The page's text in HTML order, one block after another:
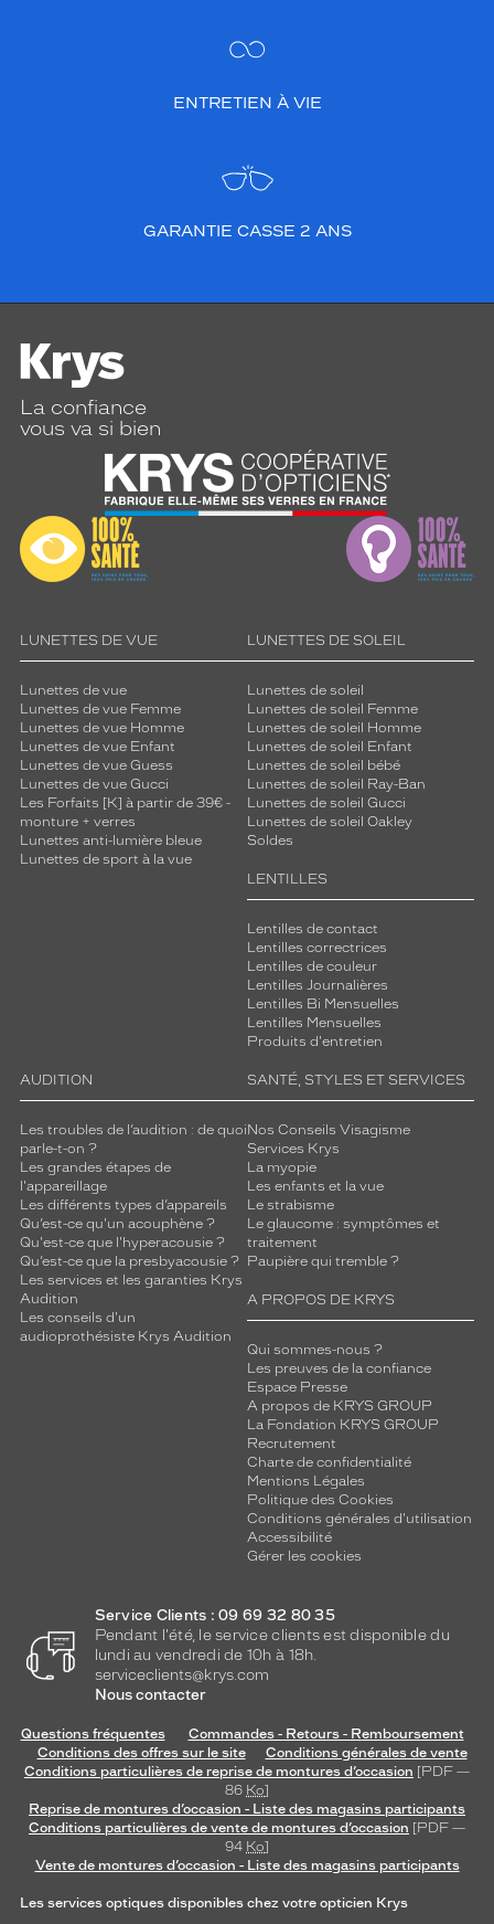
ENTRETIEN À VIE
GARANTIE CASSE 2 ANS
La confiance
vous va si bien
LUNETTES DE VUE
Lunettes de vue
Lunettes de vue Femme
Lunettes de vue Homme
Lunettes de vue Enfant
Lunettes de vue Guess
Lunettes de vue Gucci
Les Forfaits [K] à partir de 39€ -
monture + verres
Lunettes anti-lumière bleue
Lunettes de sport à la vue
LUNETTES DE SOLEIL
Lunettes de soleil
Lunettes de soleil Femme
Lunettes de soleil Homme
Lunettes de soleil Enfant
Lunettes de soleil bébé
Lunettes de soleil Ray-Ban
Lunettes de soleil Gucci
Lunettes de soleil Oakley
Soldes
LENTILLES
Lentilles de contact
Lentilles correctrices
Lentilles de couleur
Lentilles Journalières
Lentilles Bi Mensuelles
Lentilles Mensuelles
Produits d'entretien
AUDITION
Les troubles de l’audition : de quoi
parle-t-on ?
Les grandes étapes de
l'appareillage
Les différents types d’appareils
Qu’est-ce qu'un acouphène ?
Qu'est-ce que l'hyperacousie ?
Qu’est-ce que la presbyacousie ?
Les services et les garanties Krys
Audition
Les conseils d'un
audioprothésiste Krys Audition
SANTÉ, STYLES ET SERVICES
Nos Conseils Visagisme
Services Krys
La myopie
Les enfants et la vue
Le strabisme
Le glaucome : symptômes et
traitement
Paupière qui tremble ?
A PROPOS DE KRYS
Qui sommes-nous ?
Les preuves de la confiance
Espace Presse
A propos de KRYS GROUP
La Fondation KRYS GROUP
Recrutement
Charte de confidentialité
Mentions Légales
Politique des Cookies
Conditions générales d'utilisation
Accessibilité
Gérer les cookies
Service Clients : 09 69 32 80 35
Pendant l'été, le service clients est disponible du
lundi au vendredi de 10h à 18h.
serviceclients@krys.com
Nous contacter
Questions fréquentes
Commandes - Retours - Remboursement
Conditions des offres sur le site
Conditions générales de vente
Conditions particulières de reprise de montures d’occasion [PDF —
86 Ko]
Reprise de montures d’occasion - Liste des magasins participants
Conditions particulières de vente de montures d’occasion [PDF —
94 Ko]
Vente de montures d’occasion - Liste des magasins participants
Les services optiques disponibles chez votre opticien Krys